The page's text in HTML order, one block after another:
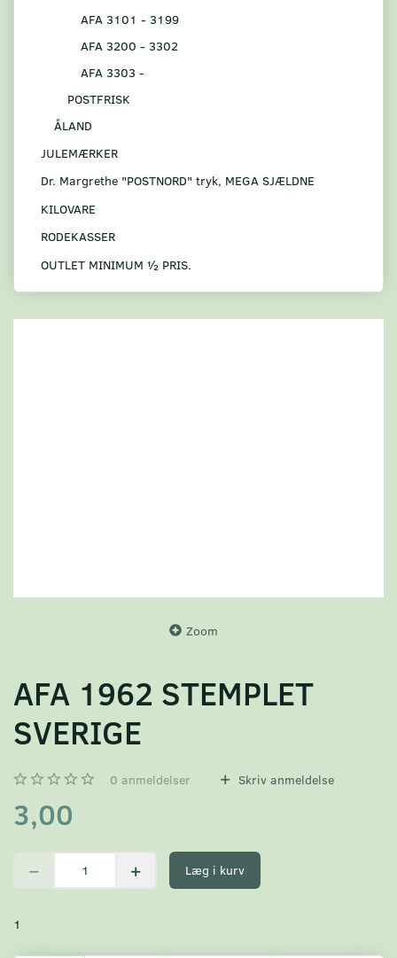
AFA 3101 - 3199
AFA 3200 - 3302
AFA 3303 -
POSTFRISK
ÅLAND
JULEMÆRKER
Dr. Margrethe "POSTNORD" tryk, MEGA SJÆLDNE
KILOVARE
RODEKASSER
OUTLET MINIMUM ½ PRIS.
Zoom
AFA 1962 STEMPLET
SVERIGE
0 anmeldelser Skriv anmeldelse
3,00
Læg i kurv
1